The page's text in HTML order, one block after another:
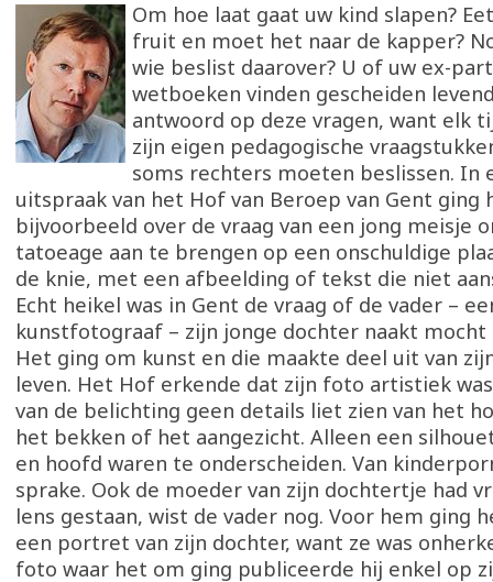
Om hoe laat gaat uw kind slapen?
fruit en moet het naar de kapper?
wie beslist daarover? U of uw ex-
wetboeken vinden gescheiden
antwoord op deze vragen, want elk
zijn eigen pedagogische
soms rechters moeten beslissen. In
uitspraak van het Hof van Beroep van Gent ging
bijvoorbeeld over de vraag van een jong meisje
tatoeage aan te brengen op een onschuldige
de knie, met een afbeelding of tekst die niet
Echt heikel was in Gent de vraag of de vader –
kunstfotograaf – zijn jonge dochter naakt mocht
Het ging om kunst en die maakte deel uit van
leven. Het Hof erkende dat zijn foto artistiek
van de belichting geen details liet zien van het
het bekken of het aangezicht. Alleen een
en hoofd waren te onderscheiden. Van
sprake. Ook de moeder van zijn dochtertje had
lens gestaan, wist de vader nog. Voor hem ging
een portret van zijn dochter, want ze was
foto waar het om ging publiceerde hij enkel op